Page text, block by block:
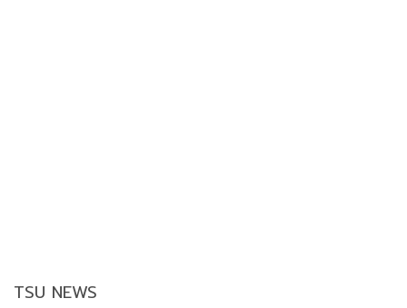
TSU NEWS